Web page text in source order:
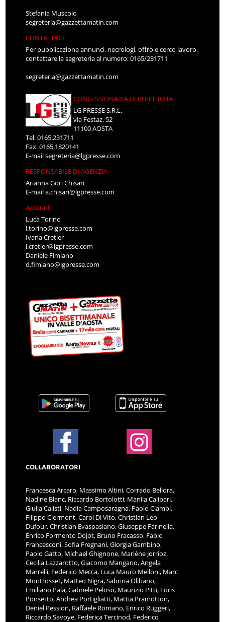
Stefania Muscolo
segreteria@gazzettamatin.com
CONTATTACI
Per pubblicazione annunci, necrologi, offro e cerco lavoro,
contattare la segreteria al numero: 0165/231711
segreteria@gazzettamatin.com
CONCESSIONARIA DI PUBBLICITÀ
LG PRESSE S.R.L.
via Festaz, 52
11100 AOSTA
Tel: 0165.231711
Fax: 0165.1820141
E-mailsegreteria@lgpresse.com
RESPONSABILE DI AGENZIA
Arianna Gori Chisari
E-maila.chisari@lgpresse.com
Account
Luca Torino
l.torino@lgpresse.com
Ivana Cretier
i.cretier@lgpresse.com
Daniele Fimiano
d.fimiano@lgpresse.com
COLLABORATORI
Francesca Arcaro, Massimo Altini, Corrado Bellora,
Nadine Blanc, Riccardo Bortolotti, Manila Calipari,
Giulia Calisti, Nadia Camposaragna, Paolo Ciambi,
Filippo Clermont, Carol Di Vito, Christian Leo
Dufour, Christian Evaspasiano, Giuseppe Farinella,
Enrico Formento Dojot, Bruno Fracasso, Fabio
Francesconi, Sofia Fregnani, Giorgia Gambino,
Paolo Gatto, Michael Ghignone, Marlène Jorrioz,
Cecilia Lazzarotto, Giacomo Mangano, Angela
Marrelli, Federico Mecca, Luca Mauro Melloni, Marc
Montrosset, Matteo Nigra, Sabrina Olibano,
Emiliano Pala, Gabriele Peloso, Maurizio Pitti, Loris
Ponsetto, Andrea Portigliatti, Mattia Pramotton,
Deniel Pession, Raffaele Romano, Enrico Ruggeri,
Riccardo Savoye, Federica Tercinod, Federico